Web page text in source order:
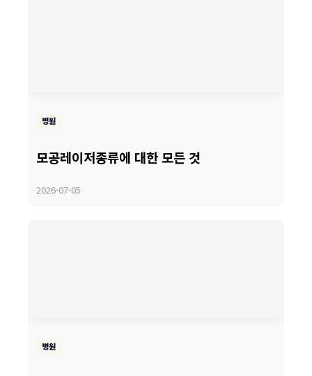
병원
모공레이저종류에 대한 모든 것
2026-07-05
병원